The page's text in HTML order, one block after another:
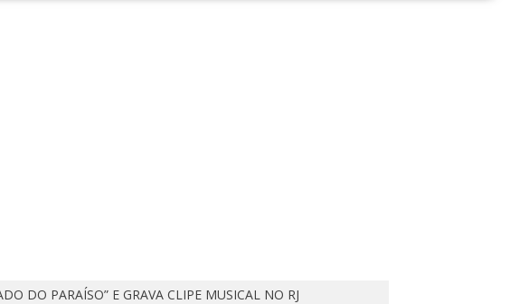
DO PARAÍSO” E GRAVA CLIPE MUSICAL NO RJ